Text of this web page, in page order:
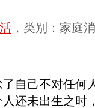
，类别：家庭
自己不对任何
还未出生之时